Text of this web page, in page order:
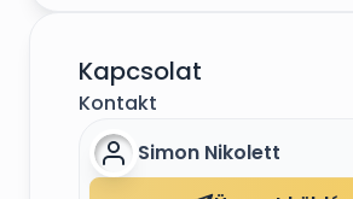
Kapcsolat
Kontakt
Simon Nikolett